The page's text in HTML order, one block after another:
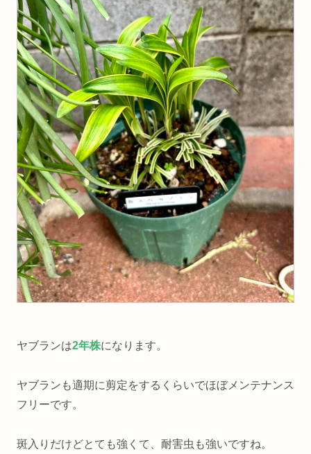
ヤブランは2年株になります。
ヤブランも適期に剪定をするくらいでほぼメンテナンス
フリーです。
斑入りだけどとても強くて、耐害虫も強いですね。